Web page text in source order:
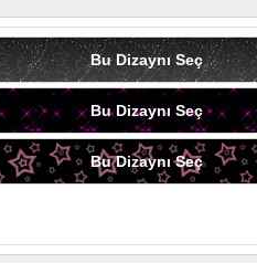
Bu Dizaynı Seç
Bu Dizaynı Seç
Bu Dizaynı Seç